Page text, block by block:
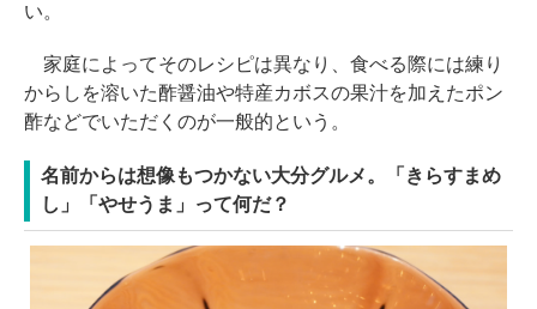
い。
家庭によってそのレシピは異なり、食べる際には練り
からしを溶いた酢醤油や特産カボスの果汁を加えたポン
酢などでいただくのが一般的という。
名前からは想像もつかない大分グルメ。「きらすまめ
し」「やせうま」って何だ？